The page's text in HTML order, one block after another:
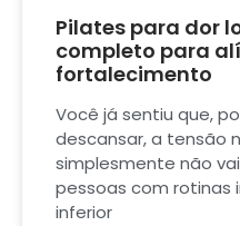
Pilates para dor
completo para
fortalecimento
Você já sentiu que,
descansar, a tensão
simplesmente não
pessoas com rotinas
inferior